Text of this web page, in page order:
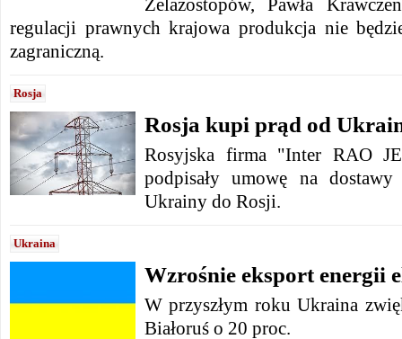
Żelazostopów, Pawła
regulacji prawnych krajowa produkcja nie
zagraniczną.
Rosja
Rosja kupi prąd od
Rosyjska firma "Inter RAO
podpisały umowę na
Ukrainy do Rosji.
Ukraina
Wzrośnie eksport energii
W przyszłym roku Ukraina
Białoruś o 20 proc.